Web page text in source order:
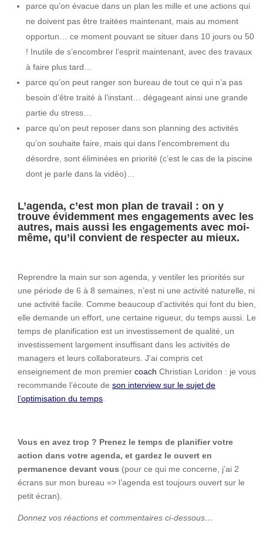
parce qu’on évacue dans un plan les mille et une actions qui
ne doivent pas être traitées maintenant, mais au moment
opportun… ce moment pouvant se situer dans 10 jours ou 50
! Inutile de s’encombrer l’esprit maintenant, avec des travaux
à faire plus tard…
parce qu’on peut ranger son bureau de tout ce qui n’a pas
besoin d’être traité à l’instant… dégageant ainsi une grande
partie du stress…
parce qu’on peut reposer dans son planning des activités
qu’on souhaite faire, mais qui dans l’encombrement du
désordre, sont éliminées en priorité (c’est le cas de la piscine
dont je parle dans la vidéo)…
L’agenda, c’est mon plan de travail : on y
trouve évidemment mes engagements avec les
autres, mais aussi les engagements avec moi-
même, qu’il convient de respecter au mieux.
Reprendre la main sur son agenda, y ventiler les priorités sur
une période de 6 à 8 semaines, n’est ni une activité naturelle, ni
une activité facile. Comme beaucoup d’activités qui font du bien,
elle demande un effort, une certaine rigueur, du temps aussi. Le
temps de planification est un investissement de qualité, un
investissement largement insuffisant dans les activités de
managers et leurs collaborateurs. J’ai compris cet
enseignement de mon premier coach Christian Loridon : je vous
recommande l’écoute de son interview sur le sujet de
l’optimisation du temps
Vous en avez trop ? Prenez le temps de planifier votre
action dans votre agenda, et gardez le ouvert en
permanence devant vous (pour ce qui me concerne, j’ai 2
écrans sur mon bureau => l’agenda est toujours ouvert sur le
petit écran).
Donnez vos réactions et commentaires ci-dessous…